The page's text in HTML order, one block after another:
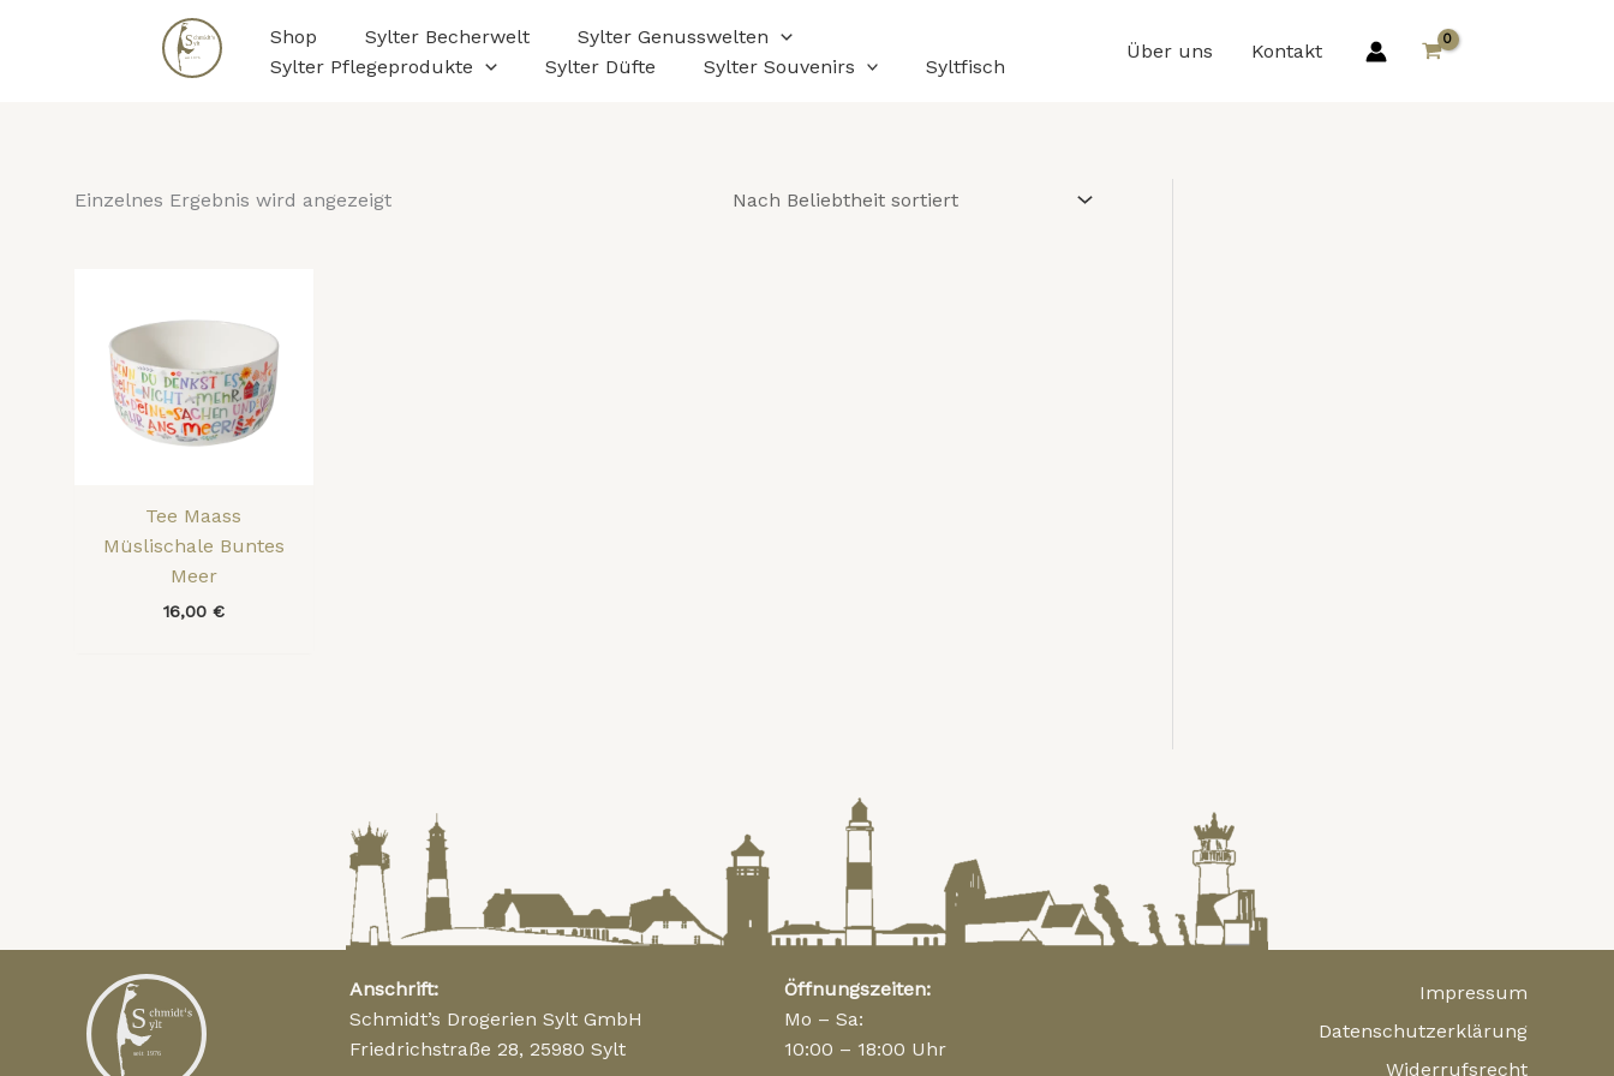
Shop Sylter Becherwelt
Sylter Genusswelten
Sylter Pflegeprodukte
Sylter Düfte Sylter Souvenirs Syltfisch
Über uns Kontakt
Einzelnes Ergebnis wird angezeigt
Tee Maass
Müslischale Buntes
Meer
16,00 €
Anschrift:
Schmidt’s Drogerien Sylt GmbH
Friedrichstraße 28, 25980 Sylt
Öffnungszeiten:
Mo – Sa:
10:00 – 18:00 Uhr
Impressum
Datenschutzerklärung
Widerrufsrecht